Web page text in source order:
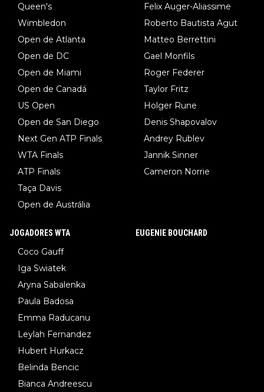
Queen's
Wimbledon
Open de Atlanta
Open de DC
Open de Miami
Open de Canadá
US Open
Open de San Diego
Next Gen ATP Finals
WTA Finals
ATP Finals
Taça Davis
Open de Austrália
Felix Auger-Aliassime
Roberto Bautista Agut
Matteo Berrettini
Gael Monfils
Roger Federer
Taylor Fritz
Holger Rune
Denis Shapovalov
Andrey Rublev
Jannik Sinner
Cameron Norrie
JOGADORES WTA
Coco Gauff
Iga Swiatek
Aryna Sabalenka
Paula Badosa
Emma Raducanu
Leylah Fernandez
Hubert Hurkacz
Belinda Bencic
Bianca Andreescu
EUGENIE BOUCHARD